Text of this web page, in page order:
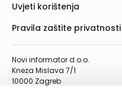
Novi informator d.o.o.
Kneza Mislava 7/1
10000 Zagreb
Uvjeti korištenja
Pravila zaštite privatnosti